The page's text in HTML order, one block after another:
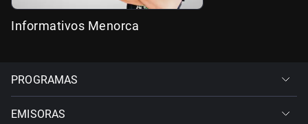
Informativos Menorca
PROGRAMAS
EMISORAS